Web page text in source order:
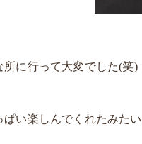
所に行って大変でした(笑)
ぱい楽しんでくれたみた